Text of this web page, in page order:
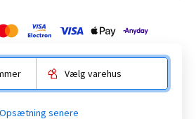
Vælg varehus
Opsætning senere